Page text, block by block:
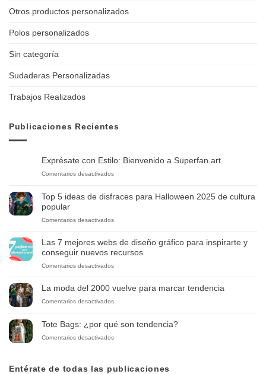
Otros productos personalizados
Polos personalizados
Sin categoría
Sudaderas Personalizadas
Trabajos Realizados
Publicaciones Recientes
Exprésate con Estilo: Bienvenido a Superfan.art
Comentarios desactivadosen
Estilo:
a
Top 5 ideas de disfraces para Halloween 2025 de cultura
popular
Comentarios desactivadosen
de
disfraces
Halloween
de
popular
Las 7 mejores webs de diseño gráfico para inspirarte y
conseguir nuevos recursos
Comentarios desactivadosen
webs
diseño
para
conseguir
La moda del 2000 vuelve para marcar tendencia
Comentarios desactivadosen
del
2000
marcar
Tote Bags: ¿por qué son tendencia?
Comentarios desactivadosen
¿por
Entérate de todas las publicaciones